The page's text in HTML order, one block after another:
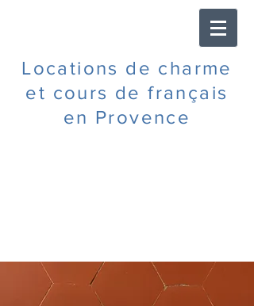
Locations de charme
et cours defrançais
en Provence